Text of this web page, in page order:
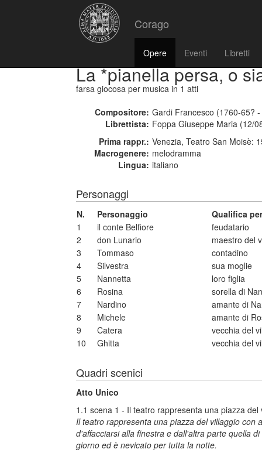
Corago
Opere Eventi Libretti
La *pianella persa, o
farsa giocosa per musica in 1 atti
Compositore: Gardi Francesco (1760-65?
Librettista: Foppa Giuseppe Maria (12/
Prima rappr.: Venezia, Teatro San Moisè:
Macrogenere: melodramma
Lingua: italiano
Personaggi
N. Personaggio
Qualifica
1
il conte Belfiore
feudatario
2
don Lunario
maestro del
3
Tommaso
contadino
4
Silvestra
sua moglie
5
Nannetta
loro figlia
6
Rosina
sorella di
7
Nardino
amante di
8
Michele
amante di
9
Catera
vecchia del
10
Ghitta vecchia del
Quadri scenici
Atto Unico
1.1 scena 1 - Il teatro rappresenta una piazza del
Il teatro rappresenta una piazza del villaggio con
d'affacciarsi alla finestra e dall'altra parte quella
giorno ed è nevicato per tutta la notte.